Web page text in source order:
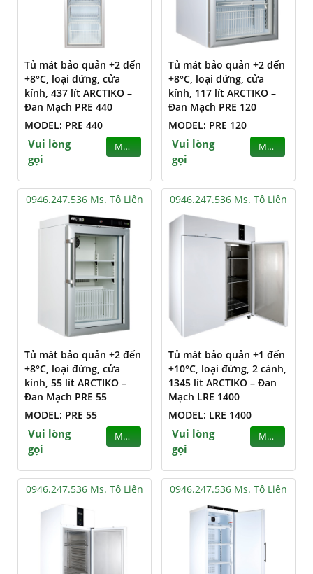
Tủ mát bảo quản +2 đến
+8°C, loại đứng, cửa
kính, 437 lít ARCTIKO –
Đan Mạch PRE 440
MODEL: PRE 440
Vui lòng
gọi
MUA
Tủ mát bảo quản +2 đến
+8°C, loại đứng, cửa
kính, 117 lít ARCTIKO –
Đan Mạch PRE 120
MODEL: PRE 120
Vui lòng
gọi
MUA
0946.247.536 Ms. Tô Liên
Tủ mát bảo quản +2 đến
+8°C, loại đứng, cửa
kính, 55 lít ARCTIKO –
Đan Mạch PRE 55
MODEL: PRE 55
Vui lòng
gọi
MUA
0946.247.536 Ms. Tô Liên
Tủ mát bảo quản +1 đến
+10°C, loại đứng, 2 cánh,
1345 lít ARCTIKO – Đan
Mạch LRE 1400
MODEL: LRE 1400
Vui lòng
gọi
MUA
0946.247.536 Ms. Tô Liên 0946.247.536 Ms. Tô Liên